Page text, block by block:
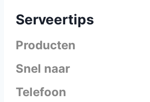
Serveertips
Producten
Snel naar
Telefoon